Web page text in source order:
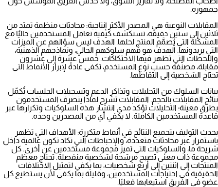
جمهوره.
المقابلات النوعية هي المصدر الأكثر إنتاجية: محادثات منظمة تمتد من
ثلاثين إلى ستين دقيقة، تستكشف كيفية تعامل المستخدمين حاليًا مع
المشكلة التي يُصمَّم المنتج لحلها. الهدف ليس سؤالهم عن الميزات
التي يريدونها. الهدف هو فهم سلوكهم الحالي، ونماذجهم الذهنية،
واللحظات التي تظهر فيها الاحتكاكات. خمس عشرة إلى عشرون
مقابلة، مصنّفة حسب نوع المستخدم، تكفي عادةً لإبراز الأنماط التي
تحتاج الشخصية إلى التقاطها.
بيانات السلوك من التحليلات وتذاكر الدعم وتسجيلات الجلسات تُكمّل
نتائج المقابلات بالحجم. المقابلات تشرح لماذا يتصرف المستخدمون
بطرق معينة؛ التحليلات تؤكد مدى انتشار هذه السلوكيات وتكرارها عبر
قاعدة المستخدمين الكاملة. لا يكفي أي من المصدرين وحده.
يحدث التوليف بتجميع النتائج في أنماط متكررة: الأهداف التي تظهر
باستمرار عبر محادثات متعددة، والإحباطات التي تكاد تكون عالمية داخل
شريحة ما، والسلوكيات التي تميز مجموعة مستخدمين عن أخرى. كل
مجموعة ذات معنى تصبح مرشحة لشخصية منفصلة. تحتاج معظم
المنتجات إلى اثنتين إلى أربع شخصيات، بما يكفي لتمثيل الاختلافات
الحقيقية في احتياجات المستخدمين، وقليلة بما يكفي لأن يستطيع كل
عضو في الفريق استيعابها فعليًا.